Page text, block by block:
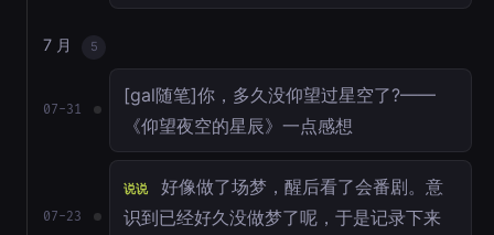
7 月 5
07-31
[gal随笔]你，多久没仰望过星空了?——
《仰望夜空的星辰》一点感想
07-23
说说
好像做了场梦，醒后看了会番剧。意
识到已经好久没做梦了呢，于是记录下来